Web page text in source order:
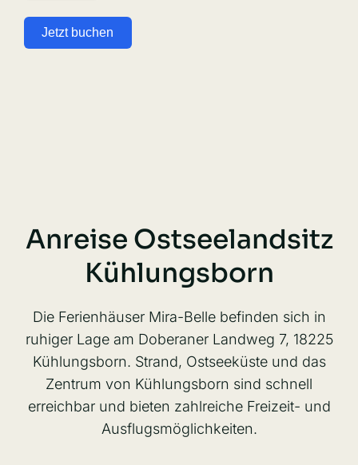
Jetzt buchen
Anreise Ostseelandsitz
Kühlungsborn
Die Ferienhäuser Mira-Belle befinden sich in
ruhiger Lage am Doberaner Landweg 7, 18225
Kühlungsborn. Strand, Ostseeküste und das
Zentrum von Kühlungsborn sind schnell
erreichbar und bieten zahlreiche Freizeit- und
Ausflugsmöglichkeiten.